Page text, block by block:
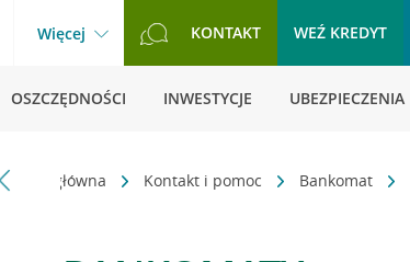
Więcej KONTAKT WEŹ KREDYT
OSZCZĘDNOŚCI INWESTYCJE UBEZPIECZENIA
Strona główna Kontakt i pomoc Bankomat